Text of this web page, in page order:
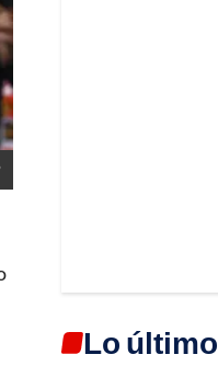
Lo último